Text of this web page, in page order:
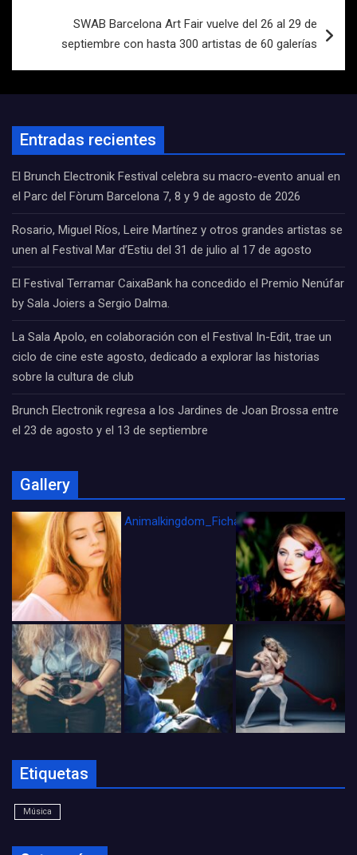
SWAB Barcelona Art Fair vuelve del 26 al 29 de
septiembre con hasta 300 artistas de 60 galerías
Entradas recientes
El Brunch Electronik Festival celebra su macro-evento anual en
el Parc del Fòrum Barcelona 7, 8 y 9 de agosto de 2026
Rosario, Miguel Ríos, Leire Martínez y otros grandes artistas se
unen al Festival Mar d’Estiu del 31 de julio al 17 de agosto
El Festival Terramar CaixaBank ha concedido el Premio Nenúfar
by Sala Joiers a Sergio Dalma.
La Sala Apolo, en colaboración con el Festival In-Edit, trae un
ciclo de cine este agosto, dedicado a explorar las historias
sobre la cultura de club
Brunch Electronik regresa a los Jardines de Joan Brossa entre
el 23 de agosto y el 13 de septiembre
Gallery
Animalkingdom_FichaCine
Etiquetas
Música